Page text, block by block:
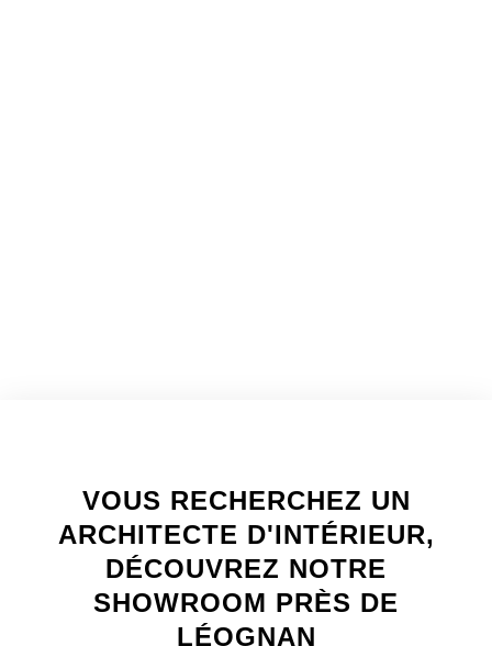
VOUS RECHERCHEZ UN
ARCHITECTE D'INTÉRIEUR,
DÉCOUVREZ NOTRE
SHOWROOM PRÈS DE
LÉOGNAN